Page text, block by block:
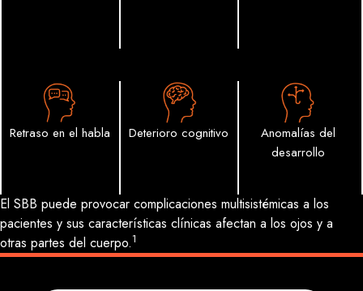
Retraso en el habla Deterioro cognitivo
Anomalías del
desarrollo
El SBB puede provocar complicaciones multisistémicas a los
pacientes y sus características clínicas afectan a los ojos y a
otras partes del cuerpo.1